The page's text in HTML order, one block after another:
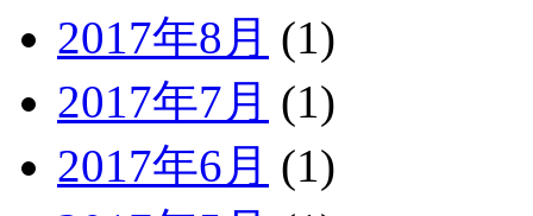
2017年8月 (1)
2017年7月 (1)
2017年6月 (1)